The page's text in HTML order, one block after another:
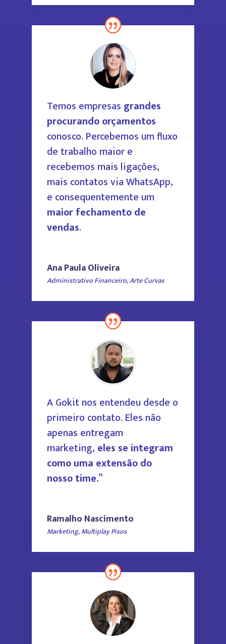
Temos empresas grandes
procurando orçamentos
conosco. Percebemos um fluxo
de trabalho maior e
recebemos mais ligações,
mais contatos via WhatsApp,
e consequentemente um
maior fechamento de
vendas.
Ana Paula Oliveira
Administrativo Financeiro,Arte Curvas
A Gokit nos entendeu desde o
primeiro contato. Eles não
apenas entregam
marketing, eles se integram
como uma extensão do
nosso time.”
Ramalho Nascimento
Marketing,Multiplay Pisos